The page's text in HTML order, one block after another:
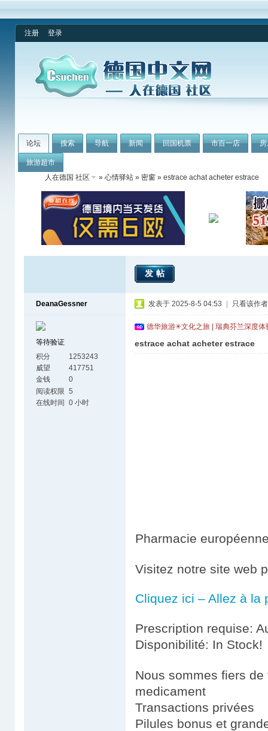
注册 登录
论坛 搜索 导航 新闻 回国机票 市百一店
旅游超市
人在德国 社区
» 心情驿站 » 密窗 » estrace achat acheter estrace
发帖
DeanaGessner
等待验证
积分
1253243
威望
417751
金钱
0
阅读权限 5
在线时间 0 小时
发表于 2025-8-5 04:53 只看该作者
德华旅游✳文化之旅 | 瑞典芬兰深度
estrace achat acheter estrace
Pharmacie
Visitez notre site web
Cliquez ici – Allez à la
Prescription requise:
Disponibilité: In Stock!
Nous sommes fiers
medicament
Transactions privées
Pilules bonus et